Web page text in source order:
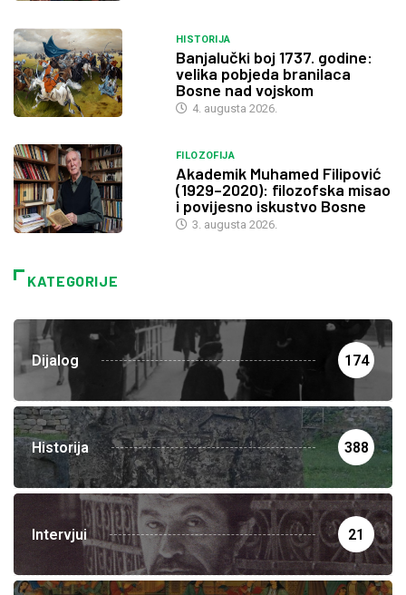
HISTORIJA
Banjalučki boj 1737. godine:
velika pobjeda branilaca
Bosne nad vojskom
4. augusta 2026.
FILOZOFIJA
Akademik Muhamed Filipović
(1929–2020): filozofska misao
i povijesno iskustvo Bosne
3. augusta 2026.
KATEGORIJE
Dijalog 174
Historija 388
Intervjui 21